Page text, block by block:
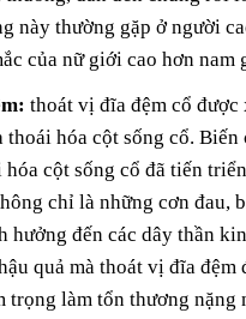
này thường gặp ở người
của nữ giới cao hơn nam
thoát vị đĩa đệm cổ được
thoái hóa cột sống cổ. Biến
cột sống cổ đã tiến
chỉ là những cơn đau,
hưởng đến các dây thần
quả mà thoát vị đĩa đệm
trọng làm tổn thương nặng